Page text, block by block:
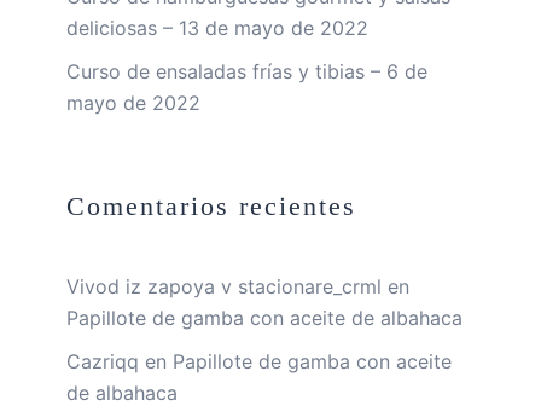
deliciosas – 13 de mayo de 2022
Curso de ensaladas frías y tibias – 6 de
mayo de 2022
Comentarios recientes
Vivod iz zapoya v stacionare_crml en
Papillote de gamba con aceite de albahaca
Cazriqq en Papillote de gamba con aceite
de albahaca